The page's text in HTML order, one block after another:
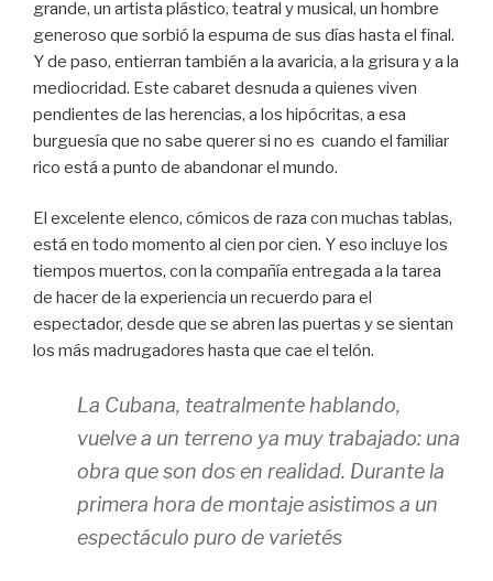
grande, un artista plástico, teatral y musical, un hombre
generoso que sorbió la espuma de sus días hasta el final.
Y de paso, entierran también a la avaricia, a la grisura y a la
mediocridad. Este cabaret desnuda a quienes viven
pendientes de las herencias, a los hipócritas, a esa
burguesía que no sabe querer si no es cuando el familiar
rico está a punto de abandonar el mundo.
El excelente elenco, cómicos de raza con muchas tablas,
está en todo momento al cien por cien. Y eso incluye los
tiempos muertos, con la compañía entregada a la tarea
de hacer de la experiencia un recuerdo para el
espectador, desde que se abren las puertas y se sientan
los más madrugadores hasta que cae el telón.
La Cubana, teatralmente hablando,
vuelve a un terreno ya muy trabajado: una
obra que son dos en realidad. Durante la
primera hora de montaje asistimos a un
espectáculo puro de varietés